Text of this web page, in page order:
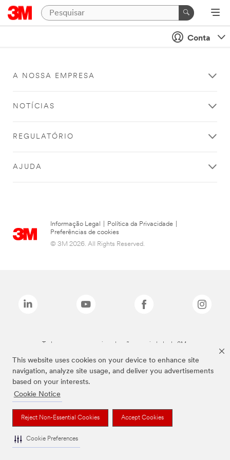
This website uses cookies on your device to enhance site
navigation, analyze site usage, and deliver you advertisements
based on your interests.
Cookie Notice
Reject Non-Essential Cookies Accept Cookies
Cookie Preferences
Conta
A NOSSA EMPRESA
NOTÍCIAS
REGULATÓRIO
AJUDA
Informação Legal Política da Privacidade
Preferências de cookies
© 3M 2026. All Rights Reserved.
Todas as marcas mencionadas são propriedade da 3M.